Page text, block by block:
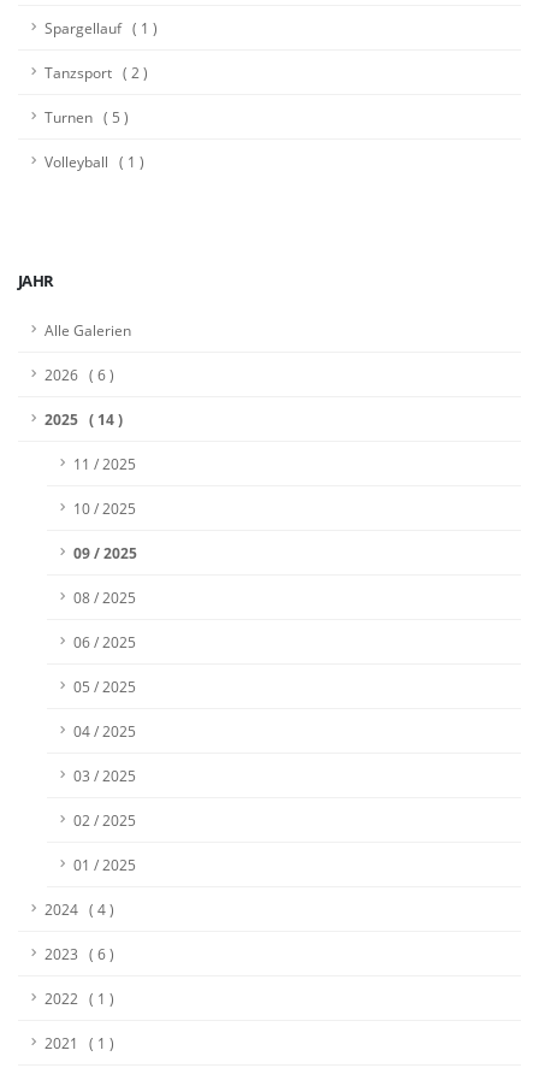
Spargellauf ( 1 )
Tanzsport ( 2 )
Turnen ( 5 )
Volleyball ( 1 )
JAHR
Alle Galerien
2026 ( 6 )
2025 ( 14 )
11 / 2025
10 / 2025
09 / 2025
08 / 2025
06 / 2025
05 / 2025
04 / 2025
03 / 2025
02 / 2025
01 / 2025
2024 ( 4 )
2023 ( 6 )
2022 ( 1 )
2021 ( 1 )